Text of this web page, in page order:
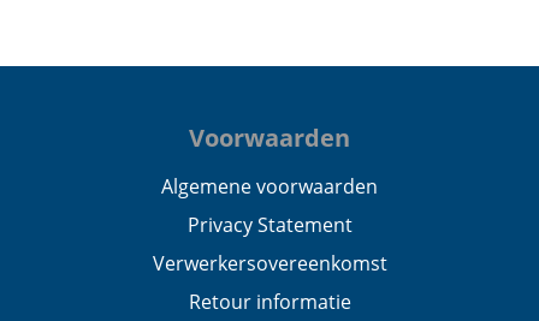
Voorwaarden
Algemene voorwaarden
Privacy Statement
Verwerkersovereenkomst
Retour informatie